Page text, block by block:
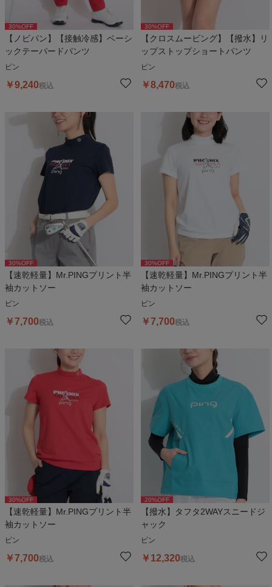
30%OFF
【ノビパン】【接触冷感】ベーシ
ックテーパードパンツ
ピン
￥9,240税込
30%OFF
【クロスムービング】【撥水】リ
ップストップショートパンツ
ピン
￥8,470税込
30%OFF
【速乾軽量】Mr.PINGプリント半
袖カットソー
ピン
￥7,700税込
30%OFF
【速乾軽量】Mr.PINGプリント半
袖カットソー
ピン
￥7,700税込
30%OFF
【速乾軽量】Mr.PINGプリント半
袖カットソー
ピン
￥7,700税込
20%OFF
【撥水】タフタ2WAYスニードジ
ャック
ピン
￥ 12,320税込